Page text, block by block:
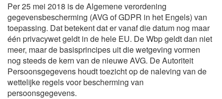
Per 25 mei 2018 is de Algemene verordening
gegevensbescherming (AVG of GDPR in het Engels) van
toepassing. Dat betekent dat er vanaf die datum nog maar
één privacywet geldt in de hele EU. De Wbp geldt dan niet
meer, maar de basisprincipes uit die wetgeving vormen
nog steeds de kern van de nieuwe AVG. De Autoriteit
Persoonsgegevens houdt toezicht op de naleving van de
wettelijke regels voor bescherming van
persoonsgegevens.